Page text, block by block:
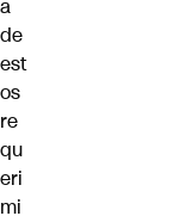
a
de
est
os
re
qu
eri
mi